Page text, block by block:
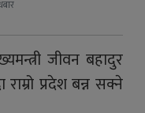
जीवन बहादुर
प्रदेश बन्न सक्ने